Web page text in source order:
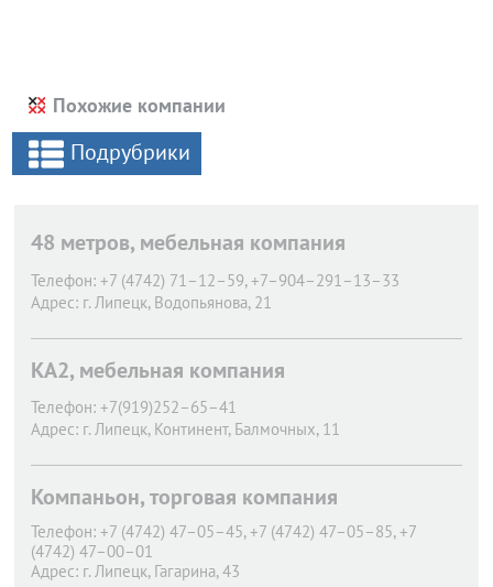
Похожие компании
Подрубрики
48 метров, мебельная компания
Телефон: +7 (4742) 71–12–59, +7–904–291–13–33
Адрес: г. Липецк, Водопьянова, 21
КА2, мебельная компания
Телефон: +7(919)252–65–41
Адрес: г. Липецк, Континент, Балмочных, 11
Компаньон, торговая компания
Телефон: +7 (4742) 47–05–45, +7 (4742) 47–05–85, +7
(4742) 47–00–01
Адрес: г. Липецк, Гагарина, 43